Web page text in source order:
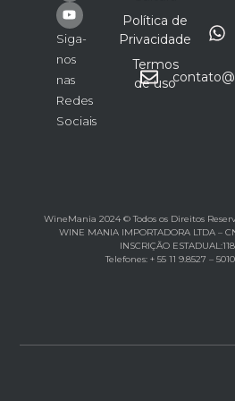
Siga-
nos
nas
Redes
Sociais
Política de
Privacidade
Termos
de uso
WineMania 2024 © Todos os Direitos
WINE MANIA IMPORTADORA LTDA –
INSCRIÇÃO
Telefones: + 55 11 9.8527 –